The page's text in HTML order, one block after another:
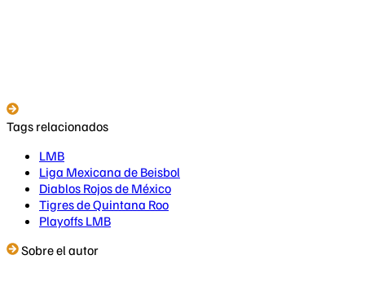
Tags relacionados
LMB
Liga Mexicana de Beisbol
Diablos Rojos de México
Tigres de Quintana Roo
Playoffs LMB
Sobre el autor